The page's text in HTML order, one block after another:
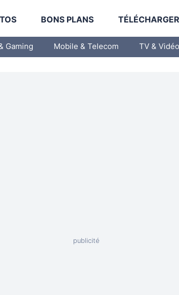
BONS PLANS
Gaming Mobile & Telecom TV & Vidéo